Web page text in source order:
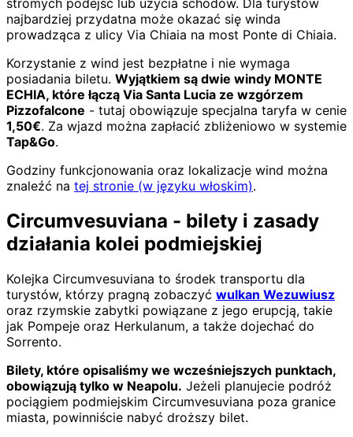
stromych podejść lub użycia schodów. Dla turystów
najbardziej przydatna może okazać się winda
prowadząca z ulicy Via Chiaia na most Ponte di Chiaia.
Korzystanie z wind jest bezpłatne i nie wymaga
posiadania biletu. Wyjątkiem są dwie windy MONTE
ECHIA, które łączą Via Santa Lucia ze wzgórzem
Pizzofalcone - tutaj obowiązuje specjalna taryfa w cenie
1,50€. Za wjazd można zapłacić zbliżeniowo w systemie
Tap&Go.
Godziny funkcjonowania oraz lokalizacje wind można
znaleźć na tej stronie (w języku włoskim).
Circumvesuviana - bilety i zasady
działania kolei podmiejskiej
Kolejka Circumvesuviana to środek transportu dla
turystów, którzy pragną zobaczyć wulkan Wezuwiusz
oraz rzymskie zabytki powiązane z jego erupcją, takie
jak Pompeje oraz Herkulanum, a także dojechać do
Sorrento.
Bilety, które opisaliśmy we wcześniejszych punktach,
obowiązują tylko w Neapolu. Jeżeli planujecie podróż
pociągiem podmiejskim Circumvesuviana poza granice
miasta, powinniście nabyć droższy bilet.